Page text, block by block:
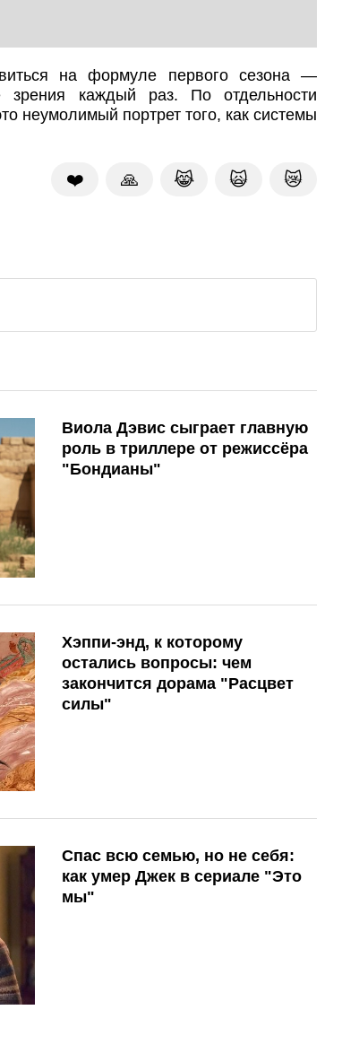
на формуле первого сезона —
зрения каждый раз. По отдельности
неумолимый портрет того, как системы
❤️ 🙏 😹 🙀 😿
Виола Дэвис сыграет главную
роль в триллере от режиссёра
"Бондианы"
Хэппи-энд, к которому
остались вопросы: чем
закончится дорама "Расцвет
силы"
Спас всю семью, но не себя:
как умер Джек в сериале "Это
мы"